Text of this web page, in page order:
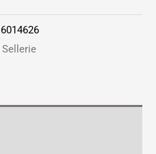
6014626
Sellerie